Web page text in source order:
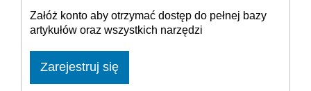
Załóż konto aby otrzymać dostęp do pełnej bazy
artykułów oraz wszystkich narzędzi
Zarejestruj się